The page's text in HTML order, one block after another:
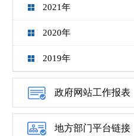
2021年
2020年
2019年
政府网站工作报表
地方部门平台链接